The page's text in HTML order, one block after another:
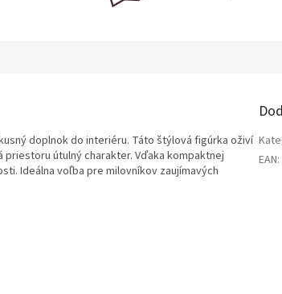
doplnok do interiéru. Táto štýlová figúrka oživí
útulný charakter. Vďaka kompaktnej
Ideálna voľba pre milovníkov zaujímavých
EAN: